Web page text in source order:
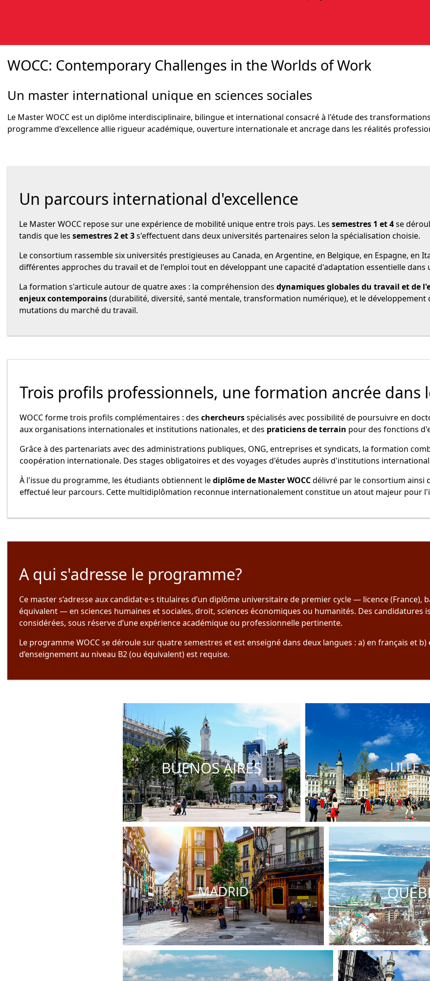
WOCC: Contemporary Challenges in the Worlds of Work
Un master international unique en sciences sociales
Le Master WOCC est un diplôme interdisciplinaire, bilingue et international consacré à l'étude des
programme d'excellence allie rigueur académique, ouverture internationale et ancrage dans les réalités
Un parcours international d'excellence
Le Master WOCC repose sur une expérience de mobilité unique entre trois pays. Les semestres 1 et 4se
tandis que les semestres 2 et 3s'effectuent dans deux universités partenaires selon la spécialisation choisie.
Le consortium rassemble six universités prestigieuses au Canada, en Argentine, en Belgique, en Espagne, en
différentes approches du travail et de l'emploi tout en développant une capacité d'adaptation essentielle
La formation s'articule autour de quatre axes : la compréhension des dynamiques globales du travail et de
enjeux contemporains(durabilité, diversité, santé mentale, transformation numérique), et le développement
mutations du marché du travail.
Trois profils professionnels, une formation ancrée dans
WOCC forme trois profils complémentaires : des chercheursspécialisés avec possibilité de poursuivre en
aux organisations internationales et institutions nationales, et des praticiens de terrain pour des fonctions
Grâce à des partenariats avec des administrations publiques, ONG, entreprises et syndicats, la formation
coopération internationale. Des stages obligatoires et des voyages d'études auprès d'institutions
À l'issue du programme, les étudiants obtiennent lediplôme de Master WOCCdélivré par le consortium ainsi
effectué leur parcours. Cette multidiplômation reconnue internationalement constitue un atout majeur pour
A qui s'adresse le programme?
Ce master s’adresse aux candidat·e·s titulaires d’un diplôme universitaire de premier cycle — licence
équivalent — en sciences humaines et sociales, droit, sciences économiques ou humanités. Des candidatures
considérées, sous réserve d’une expérience académique ou professionnelle pertinente.
Le programme WOCC se déroule sur quatre semestres et est enseigné dans deux langues : a) en français et
d’enseignement au niveau B2 (ou équivalent) est requise.